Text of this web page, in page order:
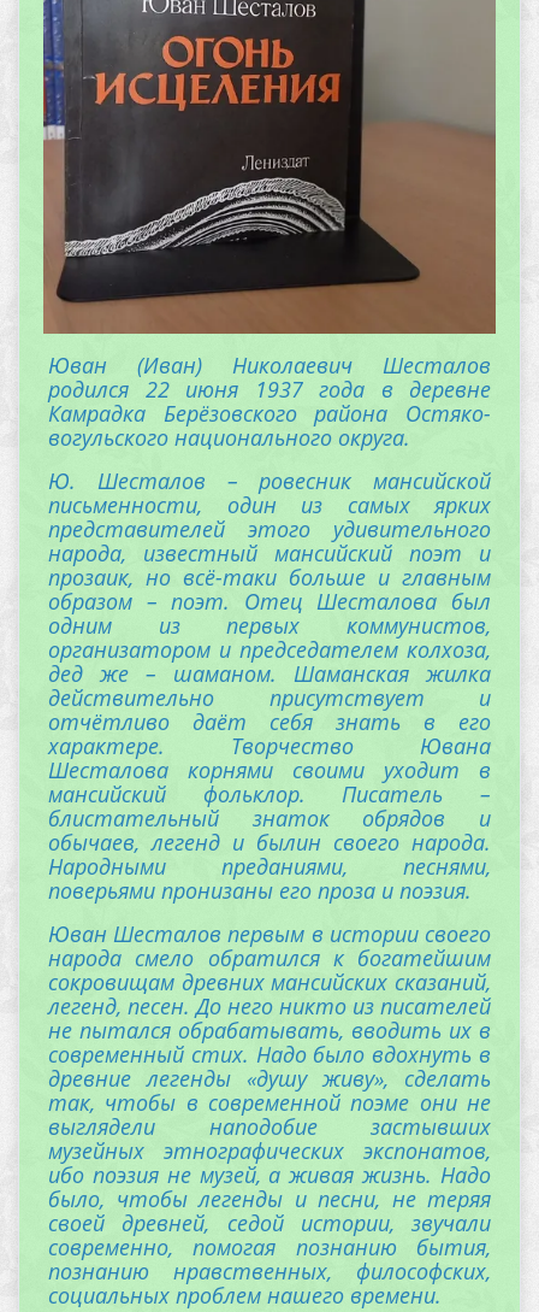
Юван (Иван) Николаевич Шесталов
родился 22 июня 1937 года в деревне
Камрадка Берёзовского района Остяко-
вогульского национального округа.
Ю. Шесталов – ровесник мансийской
письменности, один из самых ярких
представителей этого удивительного
народа, известный мансийский поэт и
прозаик, но всё-таки больше и главным
образом – поэт. Отец Шесталова был
одним из первых коммунистов,
организатором и председателем колхоза,
дед же – шаманом. Шаманская жилка
действительно присутствует и
отчётливо даёт себя знать в его
характере. Творчество Ювана
Шесталова корнями своими уходит в
мансийский фольклор. Писатель –
блистательный знаток обрядов и
обычаев, легенд и былин своего народа.
Народными преданиями, песнями,
поверьями пронизаны его проза и поэзия.
Юван Шесталов первым в истории своего
народа смело обратился к богатейшим
сокровищам древних мансийских сказаний,
легенд, песен. До него никто из писателей
не пытался обрабатывать, вводить их в
современный стих. Надо было вдохнуть в
древние легенды «душу живу», сделать
так, чтобы в современной поэме они не
выглядели наподобие застывших
музейных этнографических экспонатов,
ибо поэзия не музей, а живая жизнь. Надо
было, чтобы легенды и песни, не теряя
своей древней, седой истории, звучали
современно, помогая познанию бытия,
познанию нравственных, философских,
социальных проблем нашего времени.